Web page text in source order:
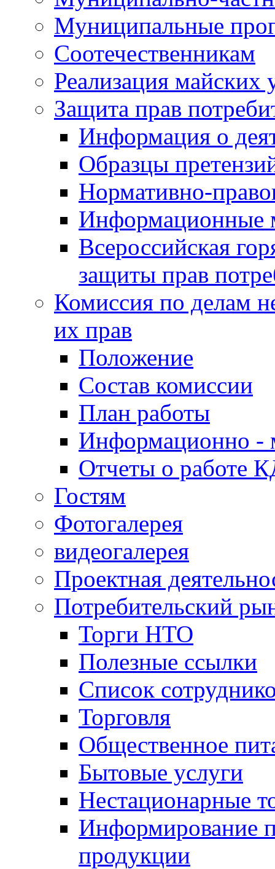
Муниципальные
Соотечественникам
Реализация майских
Защита прав
Информация о
Образцы
Нормативно-
Информационные
Всероссийская
защиты прав
Комиссия по делам
их прав
Положение
Состав комиссии
План работы
Информационно -
Отчеты о работе
Гостям
Фотогалерея
видеогалерея
Проектная
Потребительский
Торги НТО
Полезные ссылки
Список
Торговля
Общественное
Бытовые услуги
Нестационарные
Информирование
продукции